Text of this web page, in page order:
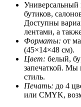
Универсальный
бутиков,
Доступны
лентами, а
Форматы: от
(45×14×48 см).
Цвет: белый,
запечаткой.
стиль.
Печать: до 4
или CMYK,